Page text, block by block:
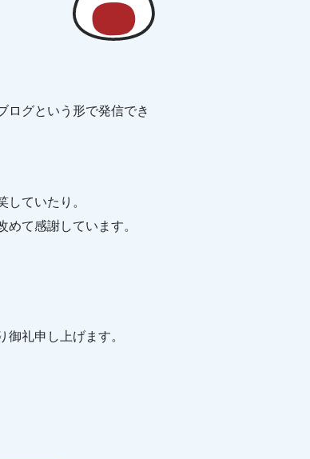
ログという形で発信でき
ていたり。
て感謝しています。
礼申し上げます。